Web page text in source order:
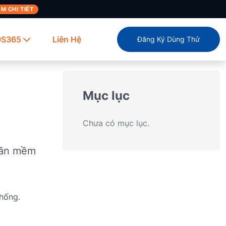
CHI TIẾT
Liên Hệ Đăng Ký Dùng Thử
mềm
Mục lục
Chưa có mục lục.